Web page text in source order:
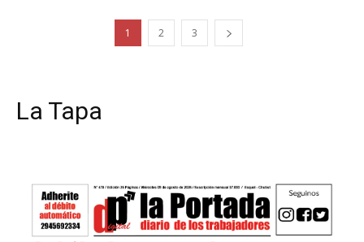
1 2 3
La Tapa